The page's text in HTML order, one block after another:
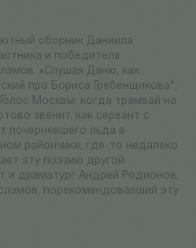
сборник Даниила
и победителя
«Слушая Даню, как
про Бориса Гребенщикова*,
Москвы: когда трамвай на
звенит, как сервант с
почерневшего льда в
райончике, где-то недалеко
эту поэзию другой
и драматург Андрей Родионов,
порекомендовавший эту